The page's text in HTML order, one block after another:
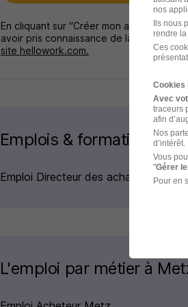
En cliquant sur "Créer mon alerte",
avoir pris connaissance de la
politique
site hellowork.com.
Emplois & formations
Emploi Directeur des achats
L'emploi par métier à
nos
Ils nous
rendre
Ces
Cookies
Avec
traceurs
afin
Nos
d’intérêt.
Vous
"Gérer
Pour en